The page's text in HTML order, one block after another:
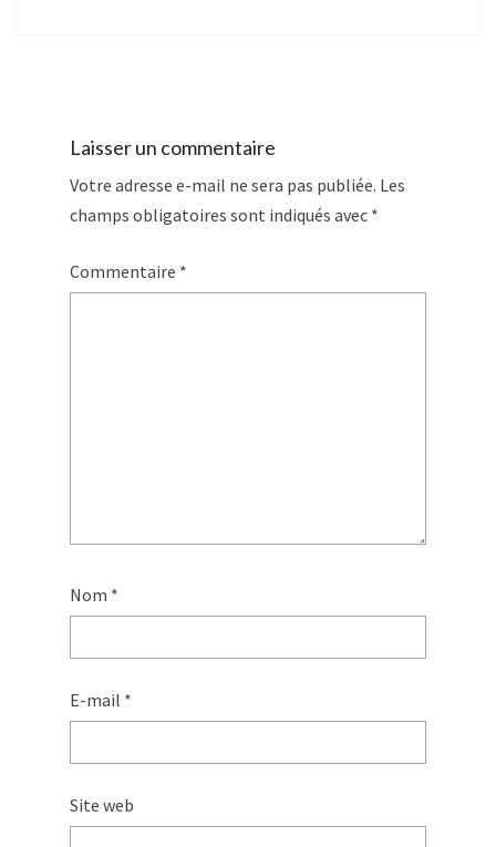
Laisser un commentaire
Votre adresse e-mail ne sera pas publiée. Les
champs obligatoires sont indiqués avec *
Commentaire *
Nom *
E-mail *
Site web